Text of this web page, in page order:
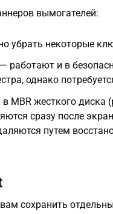
вымогателей:
убрать некоторые
работают и в
однако
MBR жесткого диска
сразу после
путем
сохранить